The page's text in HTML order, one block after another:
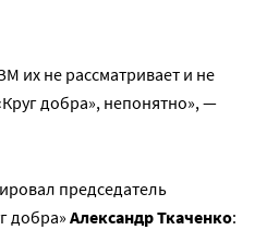
их не рассматривает и не
добра», непонятно», —
председатель
добра» Александр Ткаченко: